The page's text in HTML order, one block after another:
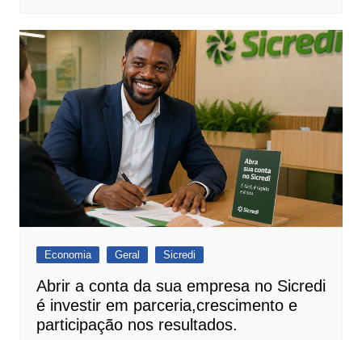
Economia Geral Sicredi
Abrir a conta da sua empresa no Sicredi
é investir em parceria,crescimento e
participação nos resultados.